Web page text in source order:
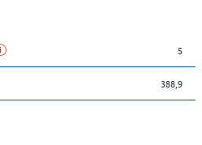
5
388,9